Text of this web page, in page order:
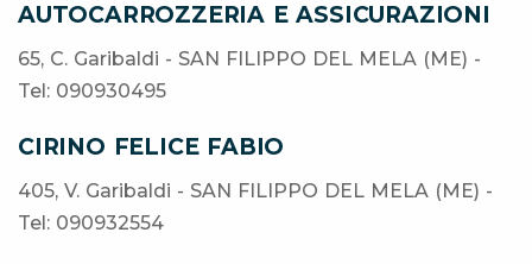
AUTOCARROZZERIA E ASSICURAZIONI
65, C. Garibaldi - SAN FILIPPO DEL MELA (ME) -
Tel: 090930495
CIRINO FELICE FABIO
405, V. Garibaldi - SAN FILIPPO DEL MELA (ME) -
Tel: 090932554